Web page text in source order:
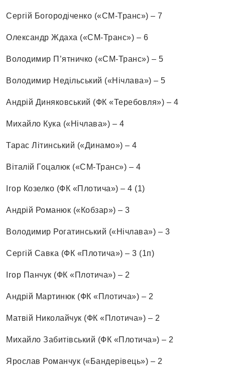
Сергій Богородіченко («СМ-Транс») – 7
Олександр Ждаха («СМ-Транс») – 6
Володимир П’ятничко («СМ-Транс») – 5
Володимир Недільський («Нічлава») – 5
Андрій Диняковський (ФК «Теребовля») – 4
Михайло Кука («Нічлава») – 4
Тарас Літинський («Динамо») – 4
Віталій Гоцалюк («СМ-Транс») – 4
Ігор Козелко (ФК «Плотича») – 4 (1)
Андрій Романюк («Кобзар») – 3
Володимир Рогатинський («Нічлава») – 3
Сергій Савка (ФК «Плотича») – 3 (1п)
Ігор Панчук (ФК «Плотича») – 2
Андрій Мартинюк (ФК «Плотича») – 2
Матвій Николайчук (ФК «Плотича») – 2
Михайло Забитівський (ФК «Плотича») – 2
Ярослав Романчук («Бандерівець») – 2